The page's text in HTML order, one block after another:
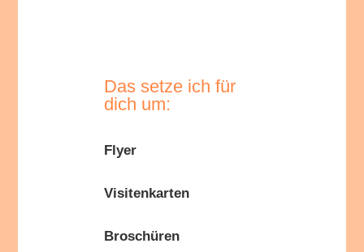
Das setze ich für
dich um:
Flyer
Visitenkarten
Broschüren